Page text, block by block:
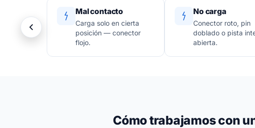
Mal contacto
Carga solo en cierta
posición — conector
flojo.
No carga
Conector roto, pin
doblado o pista
abierta.
Cómo trabajamos con